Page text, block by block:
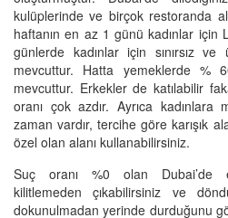
kulüplerinde ve birçok restoranda
haftanın en az 1 günü kadınlar
günlerde kadınlar için sınırsız
mevcuttur. Hatta yemeklerde %
mevcuttur. Erkekler de katılabilir
oranı çok azdır. Ayrıca
zaman vardır, tercihe göre karışık
özel olan alanı kullanabilirsiniz.
Suç oranı %0 olan Dubai’de
kilitlemeden çıkabilirsiniz ve
dokunulmadan yerinde durduğunu